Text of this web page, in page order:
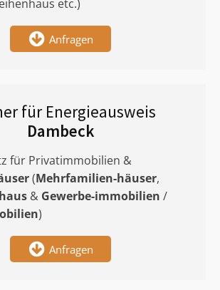
etc.)
Anfragen
für Energieausweis
Dambeck
für Privatimmobilien &
(Mehrfamilien-häuser,
& Gewerbe-immobilien /
)
Anfragen